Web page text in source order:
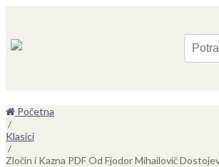
Početna
/
Klasici
/
Zločin i Kazna PDF Od Fjodor Mihailovič